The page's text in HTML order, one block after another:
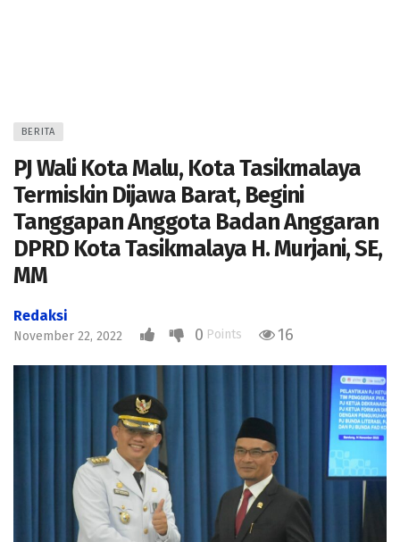
BERITA
PJ Wali Kota Malu, Kota Tasikmalaya
Termiskin Dijawa Barat, Begini
Tanggapan Anggota Badan Anggaran
DPRD Kota Tasikmalaya H. Murjani, SE,
MM
Redaksi
November 22, 2022 0 Points 16